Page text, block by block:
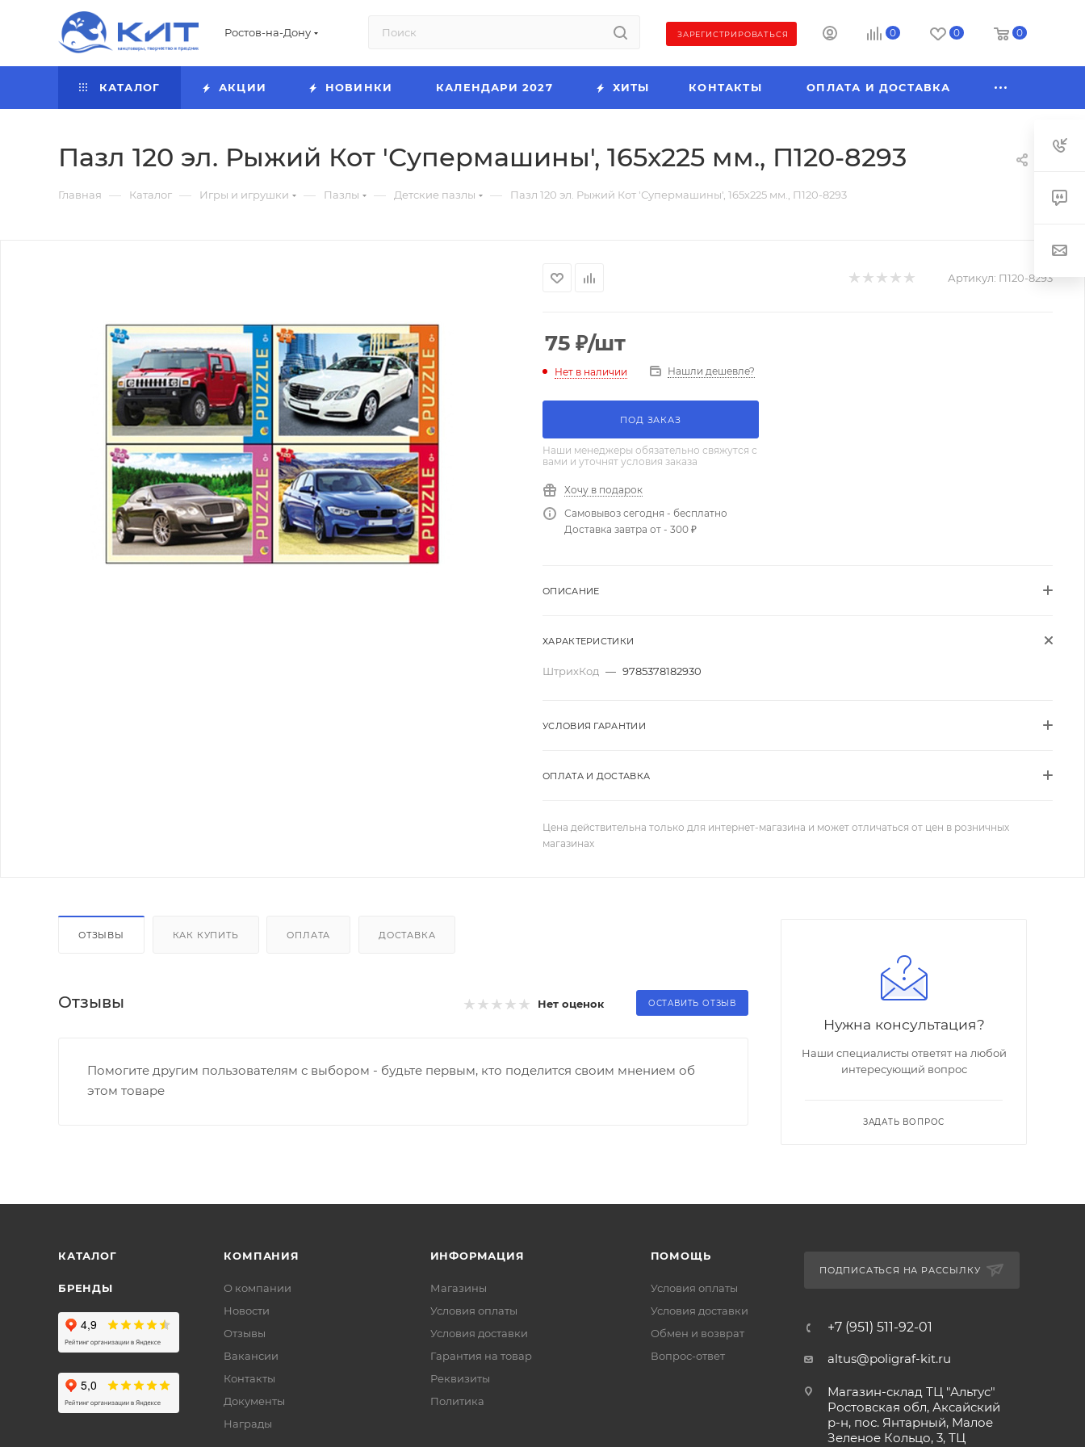
Ростов-на-Дону ЗАРЕГИСТРИРОВАТЬСЯ 0 0 0
КАТАЛОГ АКЦИИ НОВИНКИ КАЛЕНДАРИ 2027 ХИТЫ КОНТАКТЫ ОПЛАТА И ДОСТАВКА
Пазл 120 эл. Рыжий Кот 'Супермашины', 165х225 мм., П120-8293
Главная — Каталог — Игры и игрушки — Пазлы — Детские пазлы — Пазл 120 эл. Рыжий Кот 'Супермашины', 165х225 мм., П120-8293
Артикул: П120-8293
75 ₽/шт
Нет в наличии Нашли дешевле?
ПОД ЗАКАЗ
Наши менеджеры обязательно свяжутся с
вами и уточнят условия заказа
Хочу в подарок
Самовывоз сегодня - бесплатно
Доставка завтра от - 300 ₽
ОПИСАНИЕ
ХАРАКТЕРИСТИКИ
ШтрихКод — 9785378182930
УСЛОВИЯ ГАРАНТИИ
ОПЛАТА И ДОСТАВКА
Цена действительна только для интернет-магазина и может отличаться от цен в розничных
магазинах
ОТЗЫВЫ КАК КУПИТЬ ОПЛАТА ДОСТАВКА
Отзывы Нет оценок ОСТАВИТЬ ОТЗЫВ
Помогите другим пользователям с выбором - будьте первым, кто поделится своим мнением об
этом товаре
Нужна консультация?
Наши специалисты ответят на любой
интересующий вопрос
ЗАДАТЬ ВОПРОС
КАТАЛОГ
БРЕНДЫ
КОМПАНИЯ
О компании
Новости
Отзывы
Вакансии
Контакты
Документы
Награды
ИНФОРМАЦИЯ
Магазины
Условия оплаты
Условия доставки
Гарантия на товар
Реквизиты
Политика
ПОМОЩЬ
Условия оплаты
Условия доставки
Обмен и возврат
Вопрос-ответ
ПОДПИСАТЬСЯ НА РАССЫЛКУ
+7 (951) 511-92-01
altus@poligraf-kit.ru
Магазин-склад ТЦ "Альтус"
Ростовская обл, Аксайский
р-н, пос. Янтарный, Малое
Зеленое Кольцо, 3, ТЦ